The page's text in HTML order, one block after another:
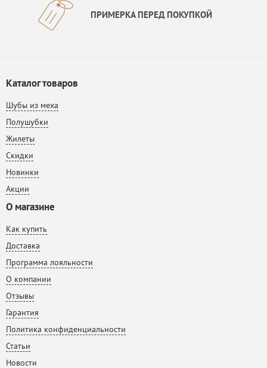
ПРИМЕРКА ПЕРЕД ПОКУПКОЙ
Каталог товаров
Шубы из меха
Полушубки
Жилеты
Скидки
Новинки
Акции
О магазине
Как купить
Доставка
Программа лояльности
О компании
Отзывы
Гарантия
Политика конфиденциальности
Статьи
Новости